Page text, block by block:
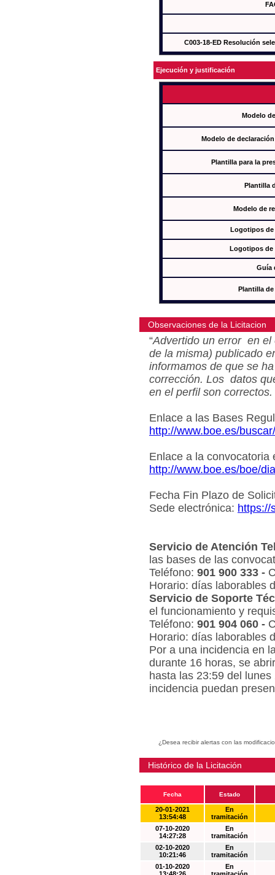
C003-18-ED Resolución
Ejecución y justificación
Modelo
Modelo de
Plantilla para la
Plantilla
Modelo de
Logotipos de
Logotipos de
Guía
Plantilla
Observaciones de la Licitacion
“Advertido un error en el
de la misma) publicado
informamos de que se
corrección. Los datos
en el perfil son correctos.
Enlace a las Bases
http://www.boe.es/
Enlace a la convocatoria
http://www.boe.es/boe/
Fecha Fin Plazo de
Sede electrónica: https://
Servicio de Atención
las bases de las
Teléfono: 901 900 333 -
Horario: días laborables
Servicio de Soporte
el funcionamiento y
Teléfono: 901 904 060 -
Horario: días laborables
Por a una incidencia en
durante 16 horas, se
hasta las 23:59 del
incidencia puedan
¿Desea recibir alertas con las
Histórico de la Licitación
Fecha Estado
20-01-2021
13:54:48
En
tramitación
07-10-2020
14:27:28
En
tramitación
02-10-2020
10:21:46
En
tramitación
01-10-2020
En